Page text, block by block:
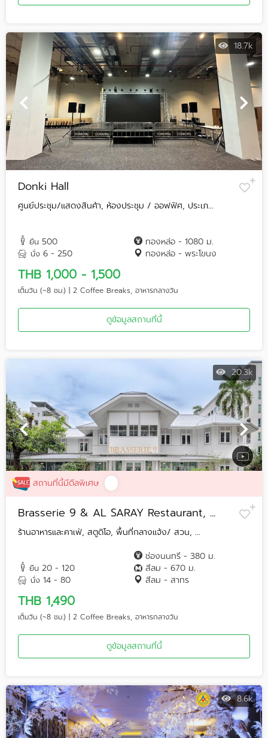
18.7k
Donki Hall
ศูนย์ประชุม/แสดงสินค้า, ห้องประชุม / ออฟฟิศ, ประเภ...
ยืน 500
นั่ง 6 - 250
ทองหล่อ - 1080 ม.
ทองหล่อ - พระโขนง
THB 1,000 - 1,500
เต็มวัน (~8 ชม.) | 2 Coffee Breaks, อาหารกลางวัน
ดูข้อมูลสถานที่นี้
20.3k
สถานที่นี้มีดีลพิเศษ
Brasserie 9 & AL SARAY Restaurant, ...
ร้านอาหารและคาเฟ่, สตูดิโอ, พื้นที่กลางแจ้ง/ สวน, ...
ยืน 20 - 120
นั่ง 14 - 80
ช่องนนทรี - 380 ม.
สีลม - 670 ม.
สีลม - สาทร
THB 1,490
เต็มวัน (~8 ชม.) | 2 Coffee Breaks, อาหารกลางวัน
ดูข้อมูลสถานที่นี้
8.6k